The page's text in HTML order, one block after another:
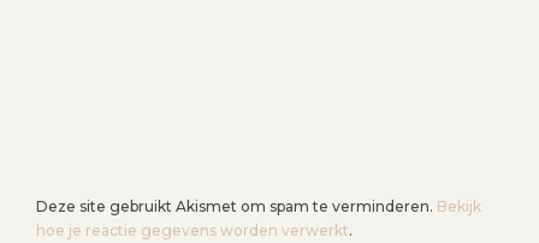
Deze site gebruikt Akismet om spam te verminderen. Bekijk
hoe je reactie gegevens worden verwerkt.